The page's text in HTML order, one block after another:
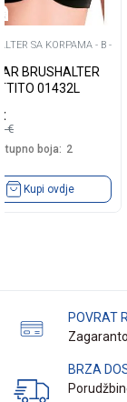
SA KORPAMA - B -
BRUSHALTER
01432L
€
€
boja: 2
Kupi ovdje
POVRAT
BRZA